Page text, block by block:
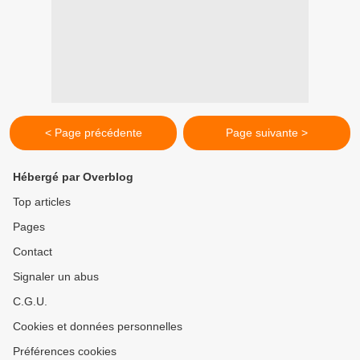
< Page précédente Page suivante >
Hébergé par Overblog
Top articles
Pages
Contact
Signaler un abus
C.G.U.
Cookies et données personnelles
Préférences cookies